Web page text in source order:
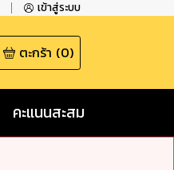
เข้าสู่ระบบ
ตะกร้า (0)
คะแนนสะสม